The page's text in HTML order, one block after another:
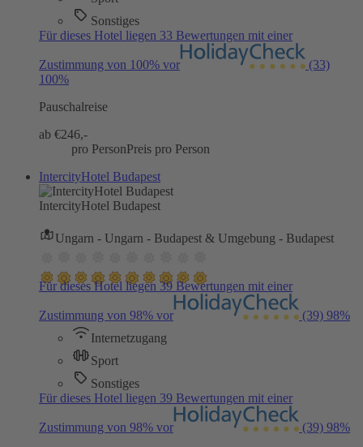
Sonstiges
Für dieses Hotel liegen 33 Bewertungen mit einer
Zustimmung von 100% vor
(33)
100%
Pauschalreise
ab €246,-
pro PersonPreis pro Person
IntercityHotel Budapest
IntercityHotel Budapest
Ungarn - Ungarn - Budapest & Umgebung - Budapest
Für dieses Hotel liegen 39 Bewertungen mit einer
Zustimmung von 98% vor (39) 98%
Internetzugang
Sport
Sonstiges
Für dieses Hotel liegen 39 Bewertungen mit einer
Zustimmung von 98% vor (39) 98%